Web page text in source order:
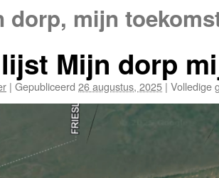
dorp, mijn
Mijn dorp
| Gepubliceerd 26 augustus, 2025 | Volledige